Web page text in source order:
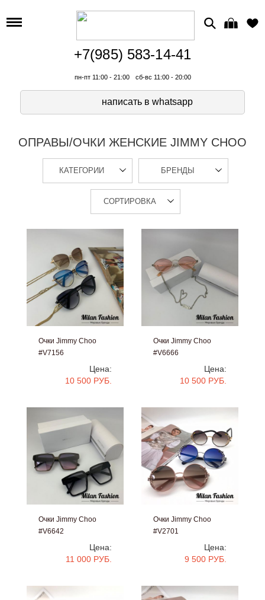
+7(985) 583-14-41
пн-пт 11:00 - 21:00 сб-вс 11:00 - 20:00
написать в whatsapp
ОПРАВЫ/ОЧКИ ЖЕНСКИЕ JIMMY CHOO
КАТЕГОРИИ БРЕНДЫ
СОРТИРОВКА
Очки Jimmy Choo
#V7156
Цена:
10 500 РУБ.
Очки Jimmy Choo
#V6666
Цена:
10 500 РУБ.
Очки Jimmy Choo
#V6642
Цена:
11 000 РУБ.
Очки Jimmy Choo
#V2701
Цена:
9 500 РУБ.